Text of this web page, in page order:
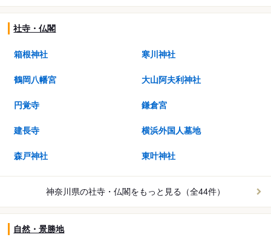
社寺・仏閣
箱根神社 寒川神社
鶴岡八幡宮 大山阿夫利神社
円覚寺 鎌倉宮
建長寺 横浜外国人墓地
森戸神社 東叶神社
神奈川県の社寺・仏閣をもっと見る（全44件）
自然・景勝地